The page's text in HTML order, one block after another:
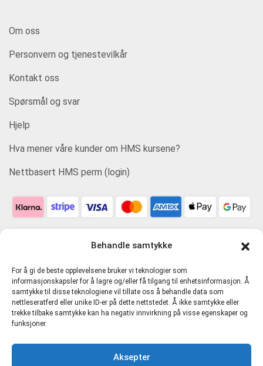
Behandle samtykke
For å gi de beste opplevelsene bruker vi teknologier som
informasjonskapsler for å lagre og/eller få tilgang til enhetsinformasjon. Å
samtykke til disse teknologiene vil tillate oss å behandle data som
nettleseratferd eller unike ID-er på dette nettstedet. Å ikke samtykke eller
trekke tilbake samtykke kan ha negativ innvirkning på visse egenskaper og
funksjoner.
Aksepter
Om oss
Personvern og tjenestevilkår
Kontakt oss
Spørsmål og svar
Hjelp
Hva mener våre kunder om HMS kursene?
Nettbasert HMS perm (login)
Personvern og tjenestevilkår